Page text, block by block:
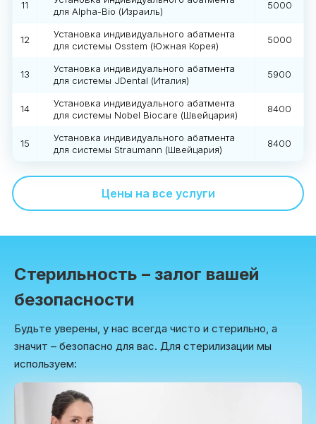
11
для Alpha-Bio (Израиль)
5000
12
Установка индивидуального абатмента
для системы Osstem (Южная Корея)
5000
13
Установка индивидуального абатмента
для системы JDental (Италия)
5900
14
Установка индивидуального абатмента
для системы Nobel Biocare (Швейцария)
8400
15
Установка индивидуального абатмента
для системы Straumann (Швейцария)
8400
Цены на все услуги
Стерильность – залог вашей
безопасности
Будьте уверены, у нас всегда чисто и стерильно, а
значит – безопасно для вас. Для стерилизации мы
используем: